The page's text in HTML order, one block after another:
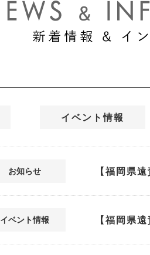
イベント情報
お知らせ 【福岡県
イベント情報 【福岡県